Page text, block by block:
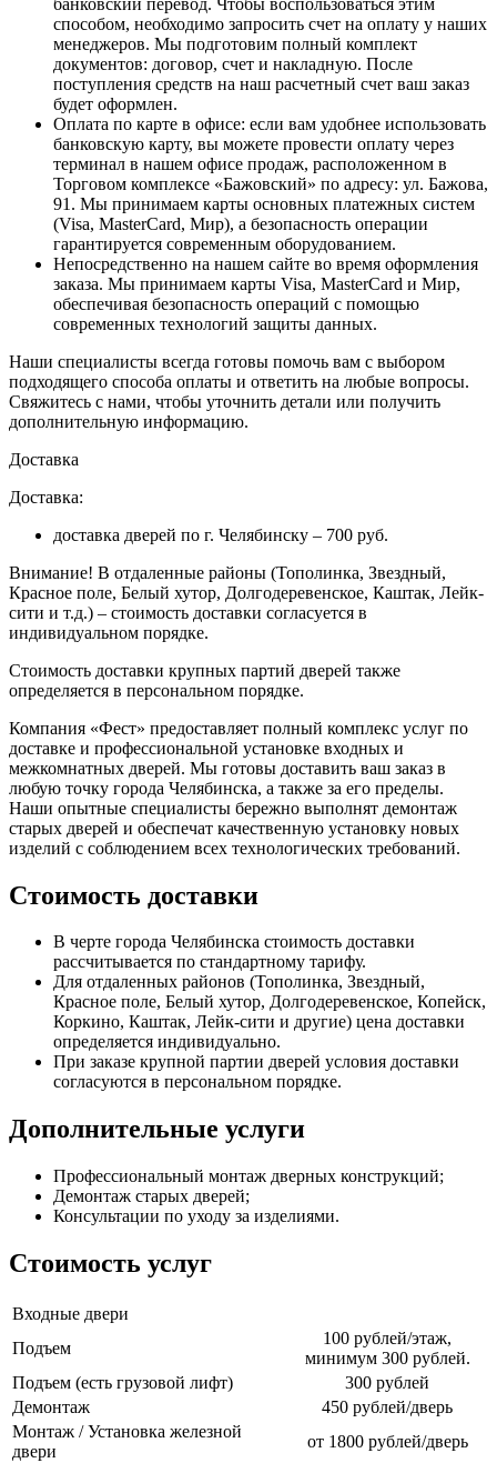
способом, необходимо запросить счет на оплату у наших
менеджеров. Мы подготовим полный комплект
документов: договор, счет и накладную. После
поступления средств на наш расчетный счет ваш заказ
будет оформлен.
Оплата по карте в офисе: если вам удобнее использовать
банковскую карту, вы можете провести оплату через
терминал в нашем офисе продаж, расположенном в
Торговом комплексе «Бажовский» по адресу: ул. Бажова,
91. Мы принимаем карты основных платежных систем
(Visa, MasterCard, Мир), а безопасность операции
гарантируется современным оборудованием.
Непосредственно на нашем сайте во время оформления
заказа. Мы принимаем карты Visa, MasterCard и Мир,
обеспечивая безопасность операций с помощью
современных технологий защиты данных.
Наши специалисты всегда готовы помочь вам с выбором
подходящего способа оплаты и ответить на любые вопросы.
Свяжитесь с нами, чтобы уточнить детали или получить
дополнительную информацию.
Доставка
Доставка:
доставка дверей по г. Челябинску – 700 руб.
Внимание! В отдаленные районы (Тополинка, Звездный,
Красное поле, Белый хутор, Долгодеревенское, Каштак, Лейк-
сити и т.д.) – стоимость доставки согласуется в
индивидуальном порядке.
Стоимость доставки крупных партий дверей также
определяется в персональном порядке.
Компания «Фест» предоставляет полный комплекс услуг по
доставке и профессиональной установке входных и
межкомнатных дверей. Мы готовы доставить ваш заказ в
любую точку города Челябинска, а также за его пределы.
Наши опытные специалисты бережно выполнят демонтаж
старых дверей и обеспечат качественную установку новых
изделий с соблюдением всех технологических требований.
Стоимость доставки
В черте города Челябинска стоимость доставки
рассчитывается по стандартному тарифу.
Для отдаленных районов (Тополинка, Звездный,
Красное поле, Белый хутор, Долгодеревенское, Копейск,
Коркино, Каштак, Лейк-сити и другие) цена доставки
определяется индивидуально.
При заказе крупной партии дверей условия доставки
согласуются в персональном порядке.
Дополнительные услуги
Профессиональный монтаж дверных конструкций;
Демонтаж старых дверей;
Консультации по уходу за изделиями.
Стоимость услуг
Входные двери
Подъем
100 рублей/этаж,
минимум 300 рублей.
Подъем (есть грузовой лифт)
300 рублей
Демонтаж
450 рублей/дверь
Монтаж / Установка железной
двери
от 1800 рублей/дверь